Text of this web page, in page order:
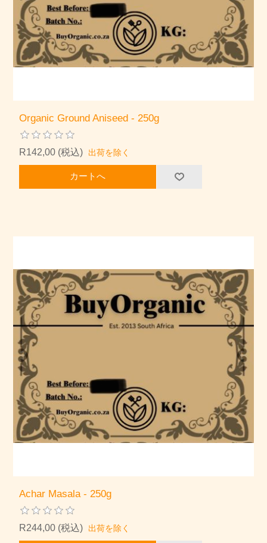
Organic Ground Aniseed - 250g
R142,00 (税込) 出荷を除く
カートへ
Achar Masala - 250g
R244,00 (税込) 出荷を除く